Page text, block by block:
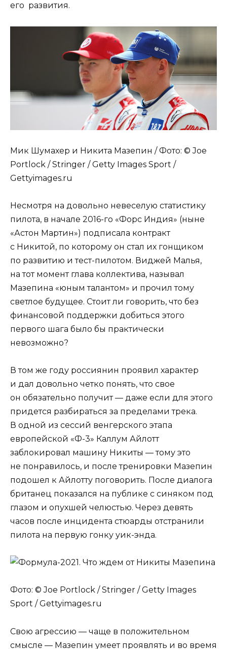
его развития.
Мик Шумахер и Никита Мазепин / Фото: © Joe
Portlock / Stringer / Getty Images Sport /
Gettyimages.ru
Несмотря на довольно невеселую статистику
пилота, в начале 2016-го «Форс Индия» (ныне
«Астон Мартин») подписала контракт
с Никитой, по которому он стал их гонщиком
по развитию и тест-пилотом. Виджей Малья,
на тот момент глава коллектива, называл
Мазепина «юным талантом» и прочил тому
светлое будущее. Стоит ли говорить, что без
финансовой поддержки добиться этого
первого шага было бы практически
невозможно?
В том же году россиянин проявил характер
и дал довольно четко понять, что свое
он обязательно получит — даже если для этого
придется разбираться за пределами трека.
В одной из сессий венгерского этапа
европейской «Ф-3» Каллум Айлотт
заблокировал машину Никиты — тому это
не понравилось, и после тренировки Мазепин
подошел к Айлотту поговорить. После диалога
британец показался на публике с синяком под
глазом и опухшей челюстью. Через девять
часов после инцидента стюарды отстранили
пилота на первую гонку уик-энда.
Фото: © Joe Portlock / Stringer / Getty Images
Sport / Gettyimages.ru
Свою агрессию — чаще в положительном
смысле — Мазепин умеет проявлять и во время